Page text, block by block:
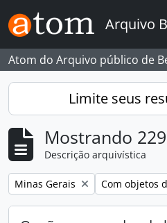
Skip to main content
Arquivo
Atom do Arquivo público de
Limite seus
Mostrando
Descrição arquivística
Remover filtro:
Minas Gerais Remover filtro:
Com objetos